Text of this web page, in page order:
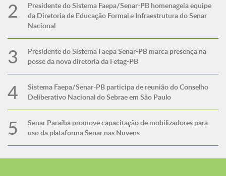
Presidente do Sistema Faepa/Senar-PB homenageia equipe
da Diretoria de Educação Formal e Infraestrutura do Senar
Nacional
Presidente do Sistema Faepa Senar-PB marca presença na
posse da nova diretoria da Fetag-PB
Sistema Faepa/Senar-PB participa de reunião do Conselho
Deliberativo Nacional do Sebrae em São Paulo
Senar Paraíba promove capacitação de mobilizadores para
uso da plataforma Senar nas Nuvens